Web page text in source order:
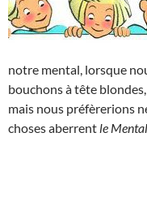
notre mental, lorsque
bouchons à tête
mais nous préfèrerions
choses aberrent le